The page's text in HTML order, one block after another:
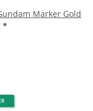
Marker Gold
*